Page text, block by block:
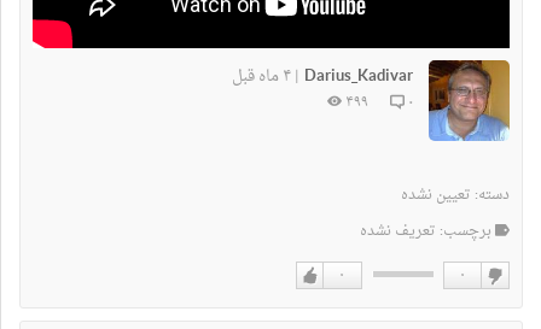
Darius_Kadivar
|۴ ماه قبل
۰ ۴۹۹
دسته: تعیین نشده
برچسب: تعریف نشده
۰ ۰